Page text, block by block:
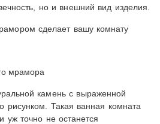
но и внешний вид изделия.
сделает вашу комнату
камень с выраженной
рисунком. Такая ванная комната
уж точно не останется